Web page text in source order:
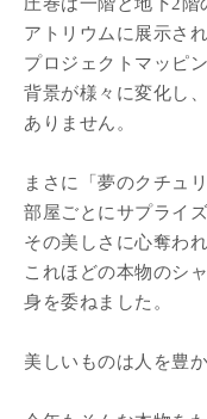
アトリウムに展示さ
プロジェクトマッピ
背景が様々に変化し
ありません。
まさに「夢のクチュ
部屋ごとにサプライ
その美しさに心奪わ
これほどの本物のシ
身を委ねました。
美しいものは人を豊